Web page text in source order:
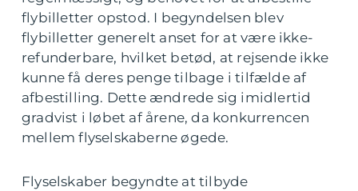
flybilletter opstod. I begyndelsen blev
flybilletter generelt anset for at være ikke-
refunderbare, hvilket betød, at rejsende ikke
kunne få deres penge tilbage i tilfælde af
afbestilling. Dette ændrede sig imidlertid
gradvist i løbet af årene, da konkurrencen
mellem flyselskaberne øgede.
Flyselskaber begyndte at tilbyde